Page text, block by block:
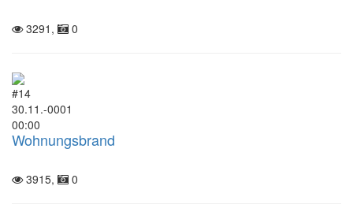
3291, 0
#14
30.11.-0001
00:00
Wohnungsbrand
3915, 0